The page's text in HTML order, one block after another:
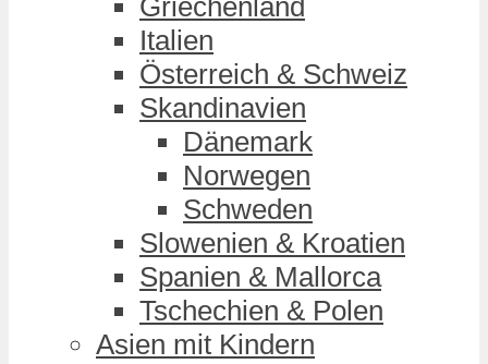
Griechenland
Italien
Österreich & Schweiz
Skandinavien
Dänemark
Norwegen
Schweden
Slowenien & Kroatien
Spanien & Mallorca
Tschechien & Polen
Asien mit Kindern